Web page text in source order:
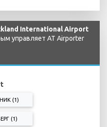
International Airport
управляет AT Airporter
(1)
(1)